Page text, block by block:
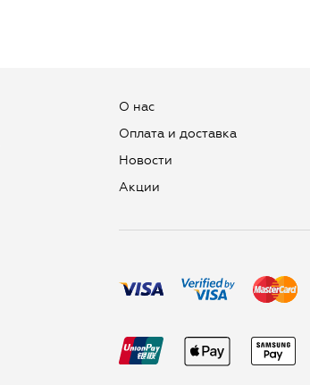
О нас
Оплата и доставка
Новости
Aкции